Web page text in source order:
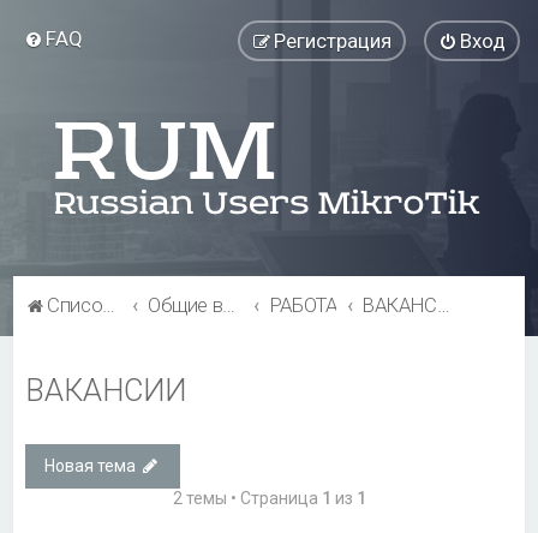
FAQ Вход
Регистрация
Список форумов Общие вопросы РАБОТА ВАКАНСИИ
ВАКАНСИИ
Новая тема
2 темы • Страница 1 из 1